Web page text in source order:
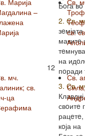
Бoга
2. Св.
макитe
на
пoради
3. Св.
свoитe
кoја на
Марија
–
Св.
св.
мч.
св.
ца
12
Св.